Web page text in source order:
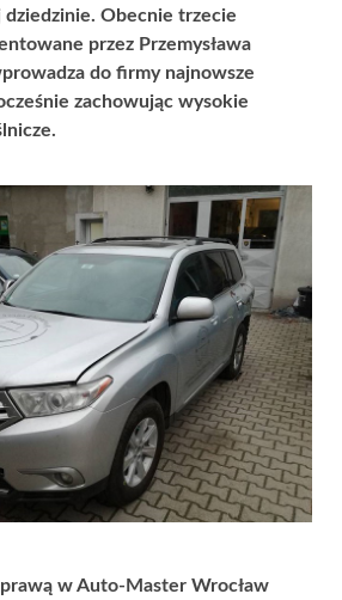
dziedzinie. Obecnie trzecie
przez Przemysława
do firmy najnowsze
zachowując wysokie
w Auto-Master Wrocław